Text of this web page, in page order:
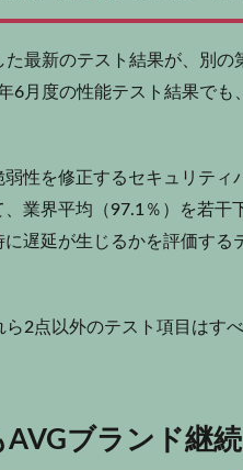
た最新のテスト結果が、別の
6月度の性能テスト結果で
弱性を修正するセキュリテ
業界平均（97.1％）を若
に遅延が生じるかを評価す
2点以外のテスト項目はす
AVGブランド継続